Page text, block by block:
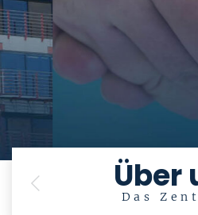
Über
Das
Previous